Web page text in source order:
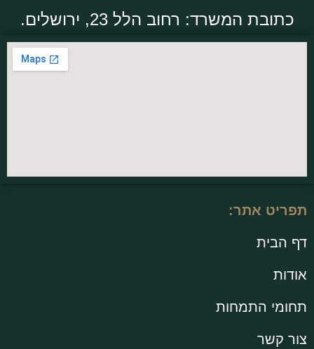
כתובת המשרד: רחוב הלל 23, ירושלים.
תפריט אתר:
דף הבית
אודות
תחומי התמחות
צור קשר